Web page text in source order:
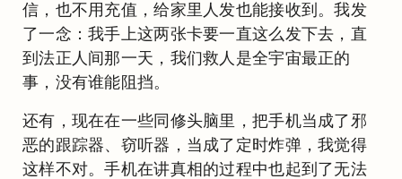
信，也不用充值，给家里人发也能接收到。我发
了一念：我手上这两张卡要一直这么发下去，直
到法正人间那一天，我们救人是全宇宙最正的
事，没有谁能阻挡。
还有，现在在一些同修头脑里，把手机当成了邪
恶的跟踪器、窃听器，当成了定时炸弹，我觉得
这样不对。手机在讲真相的过程中也起到了无法